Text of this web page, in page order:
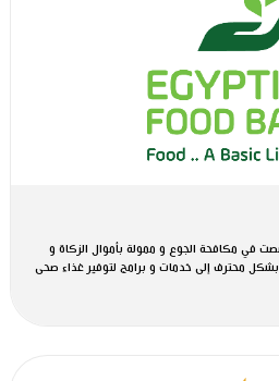
في مكافحة الجوع و ممولة بأموال الزكاة و
بشكل محترف إلى خدمات و برامج لتوفير غذاء صحى